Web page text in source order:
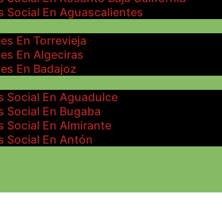
Social En Aguascalientes
En Torrevieja
En Algeciras
En Badajoz
Social En Aguadulce
Social En Bugaba
Social En Almirante
Social En Antón